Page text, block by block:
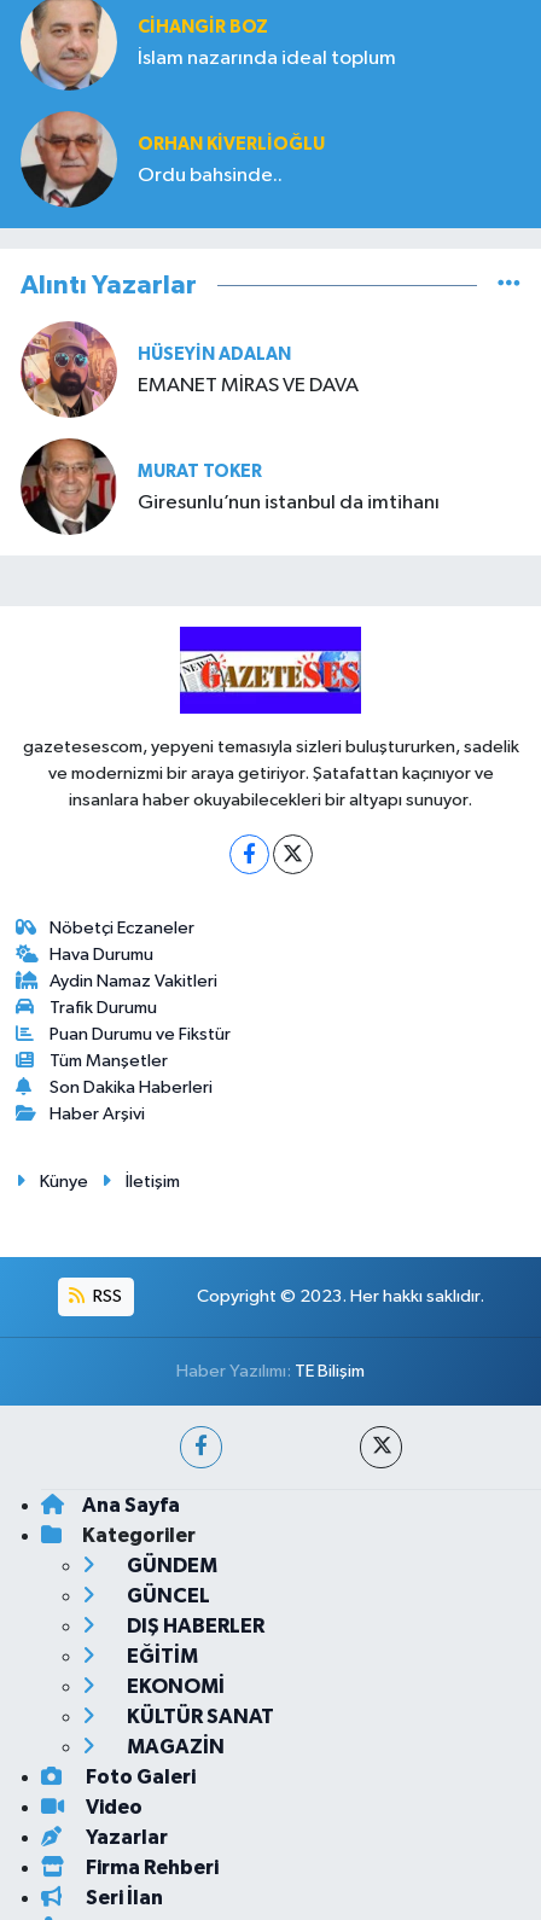
CIHANGIR BOZ
İslam nazarında ideal toplum
ORHAN KIVERLIOĞLU
Ordu bahsinde..
Alıntı Yazarlar
HÜSEYIN ADALAN
EMANET MİRAS VE DAVA
MURAT TOKER
Giresunlu’nun istanbul da imtihanı
gazetesescom, yepyeni temasıyla sizleri buluştururken, sadelik
ve modernizmi bir araya getiriyor. Şatafattan kaçınıyor ve
insanlara haber okuyabilecekleri bir altyapı sunuyor.
Nöbetçi Eczaneler
Hava Durumu
Aydin Namaz Vakitleri
Trafik Durumu
Puan Durumu ve Fikstür
Tüm Manşetler
Son Dakika Haberleri
Haber Arşivi
Künye İletişim
RSS Copyright © 2023. Her hakkı saklıdır.
Haber Yazılımı: TE Bilişim
Ana Sayfa
Kategoriler
GÜNDEM
GÜNCEL
DIŞ HABERLER
EĞİTİM
EKONOMİ
KÜLTÜR SANAT
MAGAZİN
Foto Galeri
Video
Yazarlar
Firma Rehberi
Seri İlan